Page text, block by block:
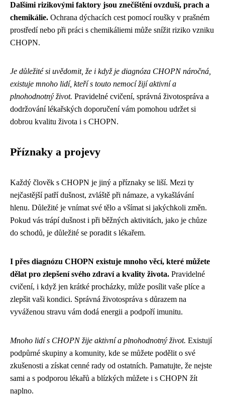
Dalšími rizikovými faktory jsou znečištění ovzduší, prach a
chemikálie. Ochrana dýchacích cest pomocí roušky v prašném
prostředí nebo při práci s chemikáliemi může snížit riziko vzniku
CHOPN.
Je důležité si uvědomit, že i když je diagnóza CHOPN náročná,
existuje mnoho lidí, kteří s touto nemocí žijí aktivní a
plnohodnotný život. Pravidelné cvičení, správná životospráva a
dodržování lékařských doporučení vám pomohou udržet si
dobrou kvalitu života i s CHOPN.
Příznaky a projevy
Každý člověk s CHOPN je jiný a příznaky se liší. Mezi ty
nejčastější patří dušnost, zvláště při námaze, a vykašlávání
hlenu. Důležité je vnímat své tělo a všímat si jakýchkoli změn.
Pokud vás trápí dušnost i při běžných aktivitách, jako je chůze
do schodů, je důležité se poradit s lékařem.
I přes diagnózu CHOPN existuje mnoho věcí, které můžete
dělat pro zlepšení svého zdraví a kvality života. Pravidelné
cvičení, i když jen krátké procházky, může posílit vaše plíce a
zlepšit vaši kondici. Správná životospráva s důrazem na
vyváženou stravu vám dodá energii a podpoří imunitu.
Mnoho lidí s CHOPN žije aktivní a plnohodnotný život. Existují
podpůrné skupiny a komunity, kde se můžete podělit o své
zkušenosti a získat cenné rady od ostatních. Pamatujte, že nejste
sami a s podporou lékařů a blízkých můžete i s CHOPN žít
naplno.